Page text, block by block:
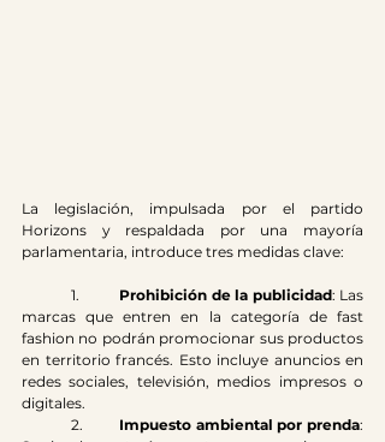
La legislación, impulsada por el partido
Horizons y respaldada por una mayoría
parlamentaria, introduce tres medidas clave:
Prohibición de la publicidad: Las
marcas que entren en la categoría de fast
fashion no podrán promocionar sus productos
en territorio francés. Esto incluye anuncios en
redes sociales, televisión, medios impresos o
digitales.
Impuesto ambiental por prenda: